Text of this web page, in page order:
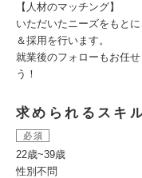
【人材のマッチング】
いただいたニーズをもと
＆採用を行います。
就業後のフォローもお任
う！
求められるスキ
必須
22歳~39歳
性別不問